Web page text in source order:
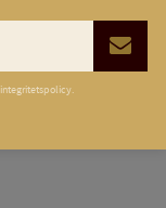
integritetspolicy.